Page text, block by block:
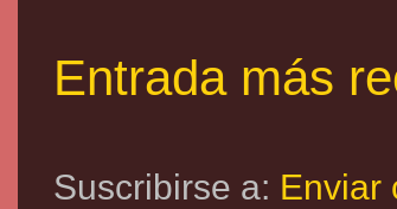
Entrada más
Suscribirse a: Enviar